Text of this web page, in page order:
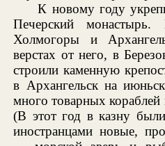
К новому году
Печерский монастырь.
Холмогоры и
верстах от него, в
строили каменную
в Архангельск на
много товарных
(В этот год в казну
иностранцами новые,